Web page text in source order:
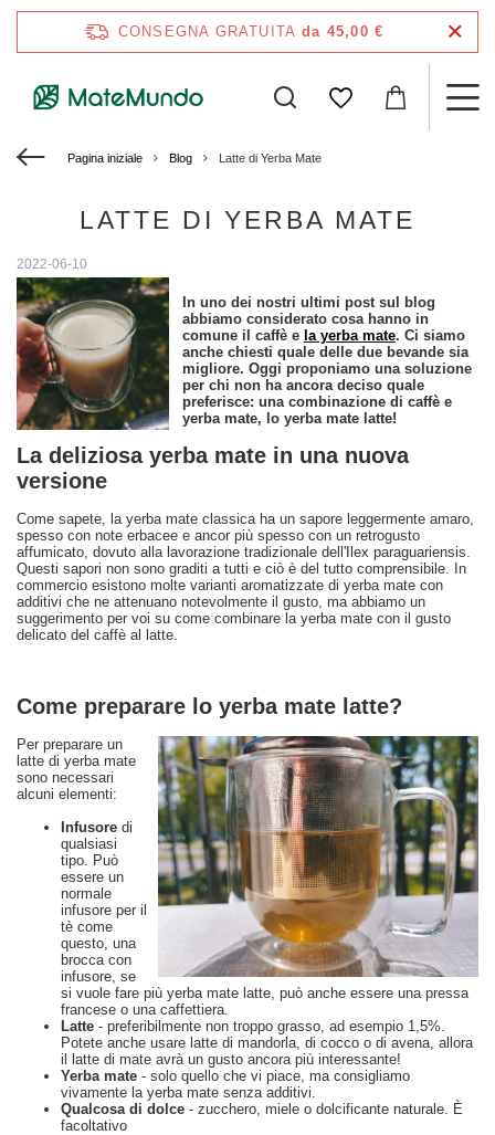
CONSEGNA GRATUITA da 45,00 €
Pagina iniziale Blog Latte di Yerba Mate
LATTE DI YERBA MATE
2022-06-10
In uno dei nostri ultimi post sul blog
abbiamo considerato cosa hanno in
comune il caffè e la yerba mate. Ci siamo
anche chiesti quale delle due bevande sia
migliore. Oggi proponiamo una soluzione
per chi non ha ancora deciso quale
preferisce: una combinazione di caffè e
yerba mate, lo yerba mate latte!
La deliziosa yerba mate in una nuova
versione
Come sapete, la yerba mate classica ha un sapore leggermente amaro,
spesso con note erbacee e ancor più spesso con un retrogusto
affumicato, dovuto alla lavorazione tradizionale dell'Ilex paraguariensis.
Questi sapori non sono graditi a tutti e ciò è del tutto comprensibile. In
commercio esistono molte varianti aromatizzate di yerba mate con
additivi che ne attenuano notevolmente il gusto, ma abbiamo un
suggerimento per voi su come combinare la yerba mate con il gusto
delicato del caffè al latte.
Come preparare lo yerba mate latte?
Per preparare un
latte di yerba mate
sono necessari
alcuni elementi:
Infusore di
qualsiasi
tipo. Può
essere un
normale
infusore per il
tè come
questo, una
brocca con
infusore, se
si vuole fare più yerba mate latte, può anche essere una pressa
francese o una caffettiera.
Latte - preferibilmente non troppo grasso, ad esempio 1,5%.
Potete anche usare latte di mandorla, di cocco o di avena, allora
il latte di mate avrà un gusto ancora più interessante!
Yerba mate - solo quello che vi piace, ma consigliamo
vivamente la yerba mate senza additivi.
Qualcosa di dolce - zucchero, miele o dolcificante naturale. È
facoltativo